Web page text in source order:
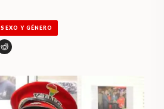
SEXO Y GÉNERO